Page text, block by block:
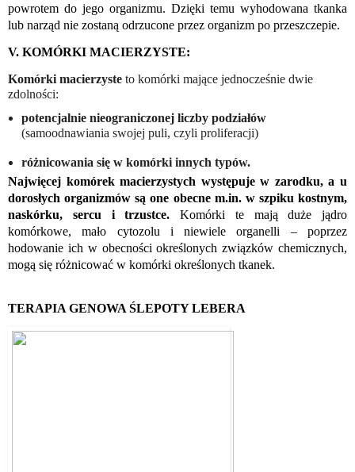
powrotem do jego organizmu. Dzięki temu wyhodowana tkanka
lub narząd nie zostaną odrzucone przez organizm po przeszczepie.
V. KOMÓRKI MACIERZYSTE:
Komórki macierzyste to komórki mające jednocześnie dwie
zdolności:
potencjalnie nieograniczonej liczby podziałów
(samoodnawiania swojej puli, czyli proliferacji)
różnicowania się w komórki innych typów.
Najwięcej komórek macierzystych występuje w zarodku, a u
dorosłych organizmów są one obecne m.in. w szpiku kostnym,
naskórku, sercu i trzustce. Komórki te mają duże jądro
komórkowe, mało cytozolu i niewiele organelli – poprzez
hodowanie ich w obecności określonych związków chemicznych,
mogą się różnicować w komórki określonych tkanek.
TERAPIA GENOWA ŚLEPOTY LEBERA